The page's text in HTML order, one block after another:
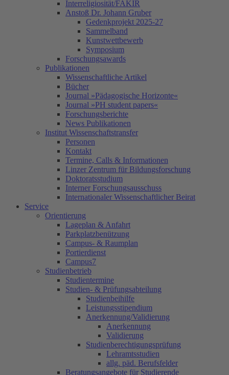
Interreligiosität/FAKIR
Anstoß Dr. Johann Gruber
Gedenkprojekt 2025-27
Sammelband
Kunstwettbewerb
Symposium
Forschungsawards
Publikationen
Wissenschaftliche Artikel
Bücher
Journal »Pädagogische Horizonte«
Journal »PH student papers«
Forschungsberichte
News Publikationen
Institut Wissenschaftstransfer
Personen
Kontakt
Termine, Calls & Informationen
Linzer Zentrum für Bildungsforschung
Doktoratsstudium
Interner Forschungsausschuss
Internationaler Wissenschaftlicher Beirat
Service
Orientierung
Lageplan & Anfahrt
Parkplatzbenützung
Campus- & Raumplan
Portierdienst
Campus7
Studienbetrieb
Studientermine
Studien- & Prüfungsabteilung
Studienbeihilfe
Leistungsstipendium
Anerkennung/Validierung
Anerkennung
Validierung
Studienberechtigungsprüfung
Lehramtsstudien
allg. päd. Berufsfelder
Beratungsangebote für Studierende